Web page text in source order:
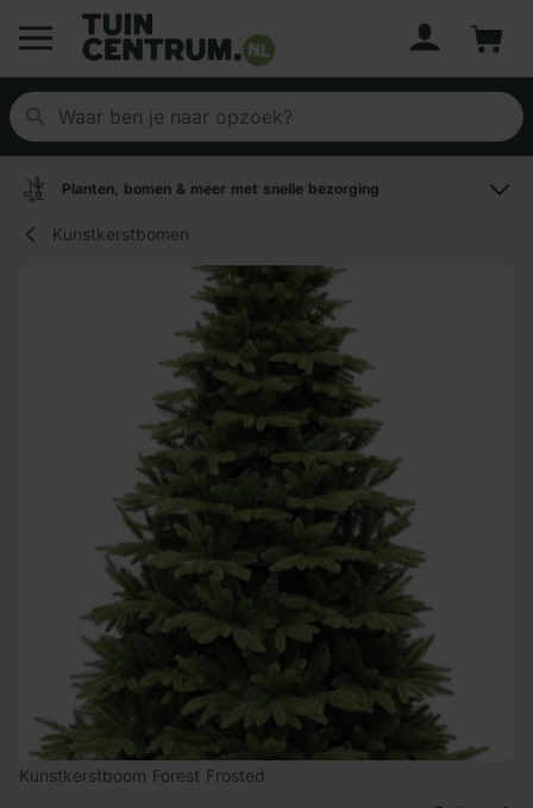
Logo Tuincentrum.nl
Planten, bomen & meer met snelle bezorging
Kunstkerstbomen
Kunstkerstboom Forest Frosted